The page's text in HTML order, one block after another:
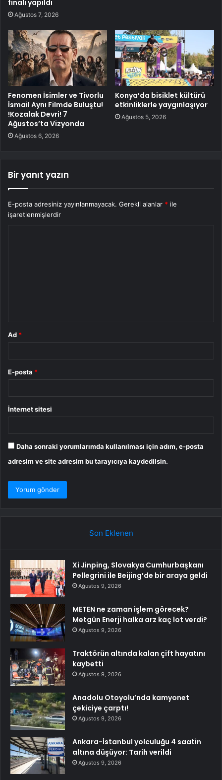
finali yapıldı
Ağustos 7, 2026
Fenomen İsimler ve Tivorlu
İsmail Aynı Filmde Buluştu!
!Kozalak Devri! 7
Ağustos’ta Vizyonda
Ağustos 6, 2026
Konya’da bisiklet kültürü
etkinliklerle yaygınlaşıyor
Ağustos 5, 2026
Bir yanıt yazın
E-posta adresiniz yayınlanmayacak. Gerekli alanlar * ile
işaretlenmişlerdir
Ad *
E-posta *
İnternet sitesi
Daha sonraki yorumlarımda kullanılması için adım, e-posta
adresim ve site adresim bu tarayıcıya kaydedilsin.
Son Eklenen
Xi Jinping, Slovakya Cumhurbaşkanı
Pellegrini ile Beijing’de bir araya geldi
Ağustos 9, 2026
METEN ne zaman işlem görecek?
Metgün Enerji halka arz kaç lot verdi?
Ağustos 9, 2026
Traktörün altında kalan çift hayatını
kaybetti
Ağustos 9, 2026
Anadolu Otoyolu’nda kamyonet
çekiciye çarptı!
Ağustos 9, 2026
Ankara-İstanbul yolculuğu 4 saatin
altına düşüyor: Tarih verildi
Ağustos 9, 2026